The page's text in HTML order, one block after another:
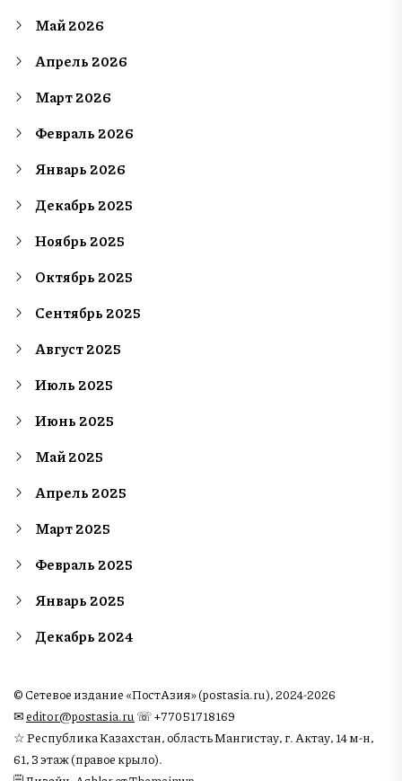
Май 2026
Апрель 2026
Март 2026
Февраль 2026
Январь 2026
Декабрь 2025
Ноябрь 2025
Октябрь 2025
Сентябрь 2025
Август 2025
Июль 2025
Июнь 2025
Май 2025
Апрель 2025
Март 2025
Февраль 2025
Январь 2025
Декабрь 2024
© Сетевое издание «ПостАзия» (postasia.ru), 2024-2026
✉︎editor@postasia.ru ☏ +77051718169
☆ Республика Казахстан, область Мангистау, г. Актау, 14 м-н,
61, 3 этаж (правое крыло).